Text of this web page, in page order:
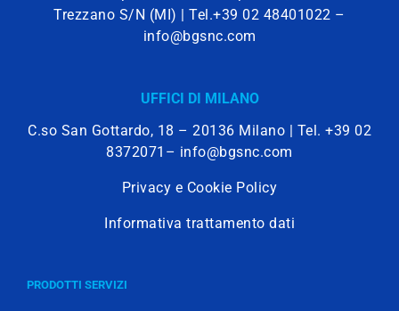
Trezzano S/N (MI) | Tel.+39 02 48401022 –
info@bgsnc.com
UFFICI DI MILANO
C.so San Gottardo, 18 – 20136 Milano | Tel. +39 02
8372071 – info@bgsnc.com
Privacy e Cookie Policy
Informativa trattamento dati
PRODOTTI SERVIZI